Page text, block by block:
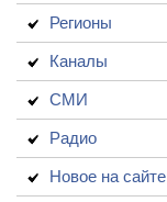
Регионы
Каналы
СМИ
Радио
Новое на сайте